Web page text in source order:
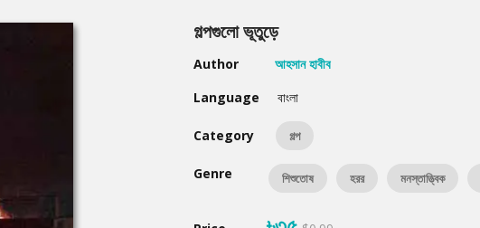
Humayun Ahmed
Mouri Morium
Hot & New
গল্পগুলো ভূতুড়ে
Author
আহসান হাবীব
Language
বাংলা
Category গল্প
Genre শিশুতোষ হরর মনস্তাত্ত্বিক